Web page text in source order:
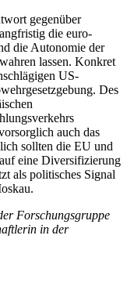
gegenüber
die euro­
die Auto­nomie der
lassen. Kon­kret
US-
Des
auch das
sollten die EU und
eine Diversifizierung
als politisches Signal
Forschungsgruppe
in der